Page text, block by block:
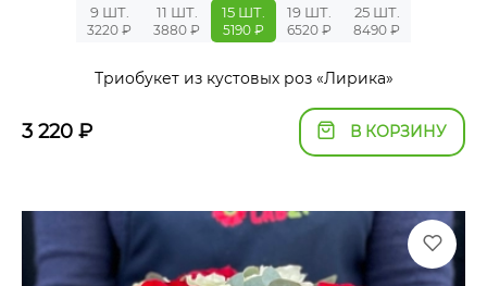
9 ШТ.
3220 ₽
11 ШТ.
3880 ₽
15 ШТ.
5190 ₽
19 ШТ.
6520 ₽
25 ШТ.
8490 ₽
Триобукет из кустовых роз «Лирика»
3 220 ₽ В КОРЗИНУ